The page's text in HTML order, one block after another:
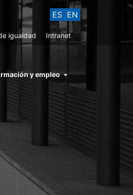
ES EN
igualdad Intranet
y empleo